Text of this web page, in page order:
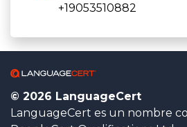
+19053510882
© 2026 LanguageCert
LanguageCert es un nombre